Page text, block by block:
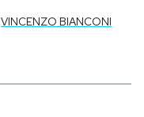
VINCENZO BIANCONI